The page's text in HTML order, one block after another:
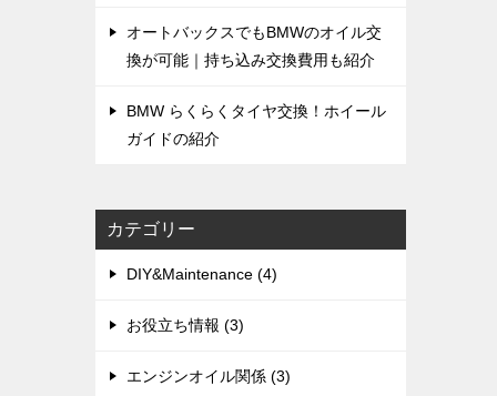
オートバックスでもBMWのオイル交
換が可能｜持ち込み交換費用も紹介
BMW らくらくタイヤ交換！ホイール
ガイドの紹介
カテゴリー
DIY&Maintenance (4)
お役立ち情報 (3)
エンジンオイル関係 (3)